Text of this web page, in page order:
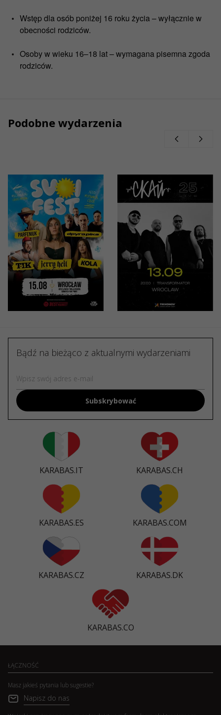
Wstęp dla osób poniżej 16 roku życia – wyłącznie w
obecności rodziców.
Osoby w wieku 16–18 lat – wymagana pisemna zgoda
rodziców.
Podobne wydarzenia
15/08/202615:00
SVOI FEST
Wrocław,
Wrocławski Tor
Wyścigów
Konnych
Partynice
199 - 290 PLN
13/09/202620:00
СКАЙ. 25
років на
сцені
Wrocław,
Transformator
Club
Bądź na bieżąco z aktualnymi wydarzeniami
Subskrybować
KARABAS.IT KARABAS.CH
KARABAS.ES KARABAS.COM
KARABAS.CZ KARABAS.DK
KARABAS.CO
ŁĄCZNOŚĆ
Masz jakieś pytania lub sugestie?
Napisz do nas